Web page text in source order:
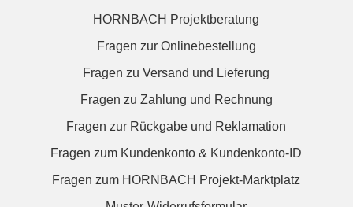
HORNBACH Projektberatung
Fragen zur Onlinebestellung
Fragen zu Versand und Lieferung
Fragen zu Zahlung und Rechnung
Fragen zur Rückgabe und Reklamation
Fragen zum Kundenkonto & Kundenkonto-ID
Fragen zum HORNBACH Projekt-Marktplatz